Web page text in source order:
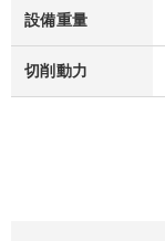
設備重量
切削動力